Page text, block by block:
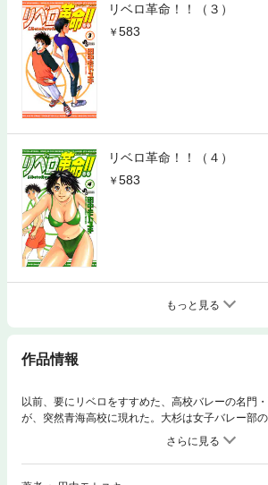
リベロ革命！！（３）
583
リベロ革命！！（４）
583
もっと見る
作品情報
以前、要にリベロをすすめた、高校バレーの名門
が、突然青海高校に現れた。大杉は女子バレー部
代の先輩だったのだ。大杉は大柄なイコを見て「
ち。ヘタクソなだけならいくらでも教えようがあ
もならん」と、要を前にして言い切る……